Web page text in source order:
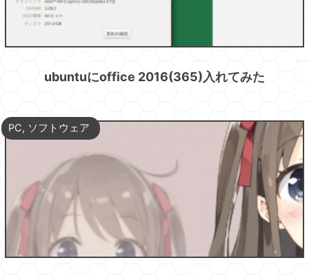
ubuntuにoffice 2016(365)入れてみた
PC, ソフトウェア